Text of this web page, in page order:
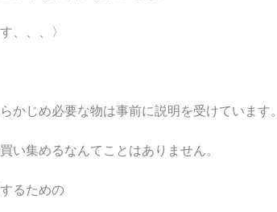
、、、〉
かじめ必要な物は事前に説明を受けています。
い集めるなんてことはありません。
るための